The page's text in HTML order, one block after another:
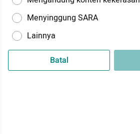
Menyinggung SARA
Lainnya
Batal